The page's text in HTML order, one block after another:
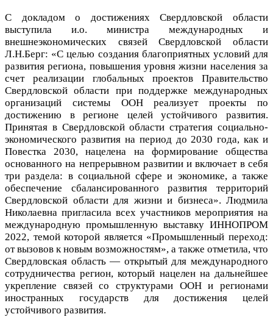
С докладом о достижениях Свердловской области
выступила и.о. министра международных и
внешнеэкономических связей Свердловской области
Л.Н.Берг: «С целью создания благоприятных условий для
развития региона, повышения уровня жизни населения за
счет реализации глобальных проектов Правительство
Свердловской области при поддержке международных
организаций системы ООН реализует проекты по
достижению в регионе целей устойчивого развития.
Принятая в Свердловской области стратегия социально-
экономического развития на период до 2030 года, как и
Повестка 2030, нацелена на формирование общества
основанного на непрерывном развитии и включает в себя
три раздела: в социальной сфере и экономике, а также
обеспечение сбалансированного развития территорий
Свердловской области для жизни и бизнеса». Людмила
Николаевна пригласила всех участников мероприятия на
международную промышленную выставку ИННОПРОМ
2022, темой которой является «Промышленный переход:
от вызовов к новым возможностям», а также отметила, что
Свердловская область — открытый для международного
сотрудничества регион, который нацелен на дальнейшее
укрепление связей со структурами ООН и регионами
иностранных государств для достижения целей
устойчивого развития.